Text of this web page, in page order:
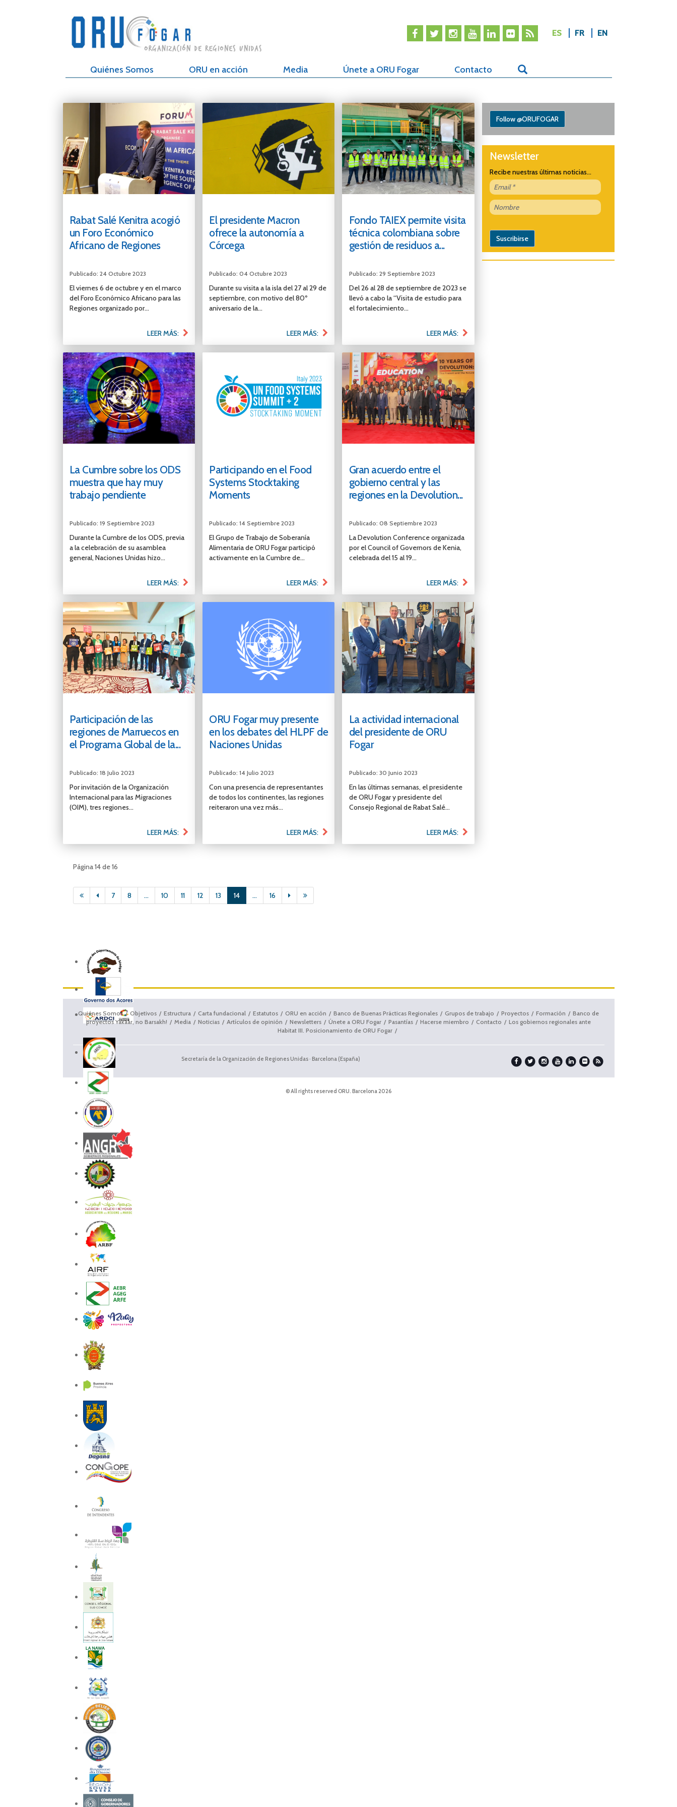
ES FR EN
Quiénes Somos ORU en acción Media Únete a ORU Fogar Contacto
Rabat Salé Kenitra acogió
un Foro Económico
Africano de Regiones
Publicado: 24 Octubre 2023
El viernes 6 de octubre y en el marco
del Foro Económico Africano para las
Regiones organizado por...
LEER MÁS:
El presidente Macron
ofrece la autonomía a
Córcega
Publicado: 04 Octubre 2023
Durante su visita a la isla del 27 al 29 de
septiembre, con motivo del 80º
aniversario de la...
LEER MÁS:
Fondo TAIEX permite visita
técnica colombiana sobre
gestión de residuos a...
Publicado: 29 Septiembre 2023
Del 26 al 28 de septiembre de 2023 se
llevó a cabo la “Visita de estudio para
el fortalecimiento...
LEER MÁS:
La Cumbre sobre los ODS
muestra que hay muy
trabajo pendiente
Publicado: 19 Septiembre 2023
Durante la Cumbre de los ODS, previa
a la celebración de su asamblea
general, Naciones Unidas hizo...
LEER MÁS:
Participando en el Food
Systems Stocktaking
Moments
Publicado: 14 Septiembre 2023
El Grupo de Trabajo de Soberanía
Alimentaria de ORU Fogar participó
activamente en la Cumbre de...
LEER MÁS:
Gran acuerdo entre el
gobierno central y las
regiones en la Devolution...
Publicado: 08 Septiembre 2023
La Devolution Conference organizada
por el Council of Governors de Kenia,
celebrada del 15 al 19...
LEER MÁS:
Participación de las
regiones de Marruecos en
el Programa Global de la...
Publicado: 18 Julio 2023
Por invitación de la Organización
Internacional para las Migraciones
(OIM), tres regiones...
LEER MÁS:
ORU Fogar muy presente
en los debates del HLPF de
Naciones Unidas
Publicado: 14 Julio 2023
Con una presencia de representantes
de todos los continentes, las regiones
reiteraron una vez más...
LEER MÁS:
La actividad internacional
del presidente de ORU
Fogar
Publicado: 30 Junio 2023
En las últimas semanas, el presidente
de ORU Fogar y presidente del
Consejo Regional de Rabat Salé...
LEER MÁS:
Página 14 de 16
7 8 ... 10 11 12 13 14 ... 16
Follow @ORUFOGAR
Newsletter
Recibe nuestras últimas noticias...
Quiénes Somos Objetivos Estructura Carta fundacional Estatutos ORU en acción Banco de Buenas Prácticas Regionales Grupos de trabajo Proyectos Formación
Banco de
proyectos Yakaar, no Barsakh!
Media Noticias Artículos de opinión Newsletters Únete a ORU Fogar Pasantías Hacerse miembro Contacto
Los gobiernos regionales ante
Habitat III. Posicionamiento de ORU Fogar
Secretaría de la Organización de Regiones Unidas · Barcelona (España)
© All rights reserved ORU. Barcelona 2026